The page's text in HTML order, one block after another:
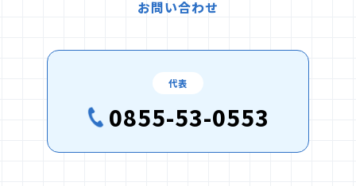
お問い合わせ
代表
0855-53-0553